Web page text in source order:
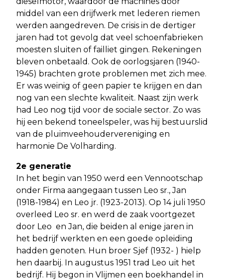
middel van een drijfwerk met lederen riemen
werden aangedreven. De crisis in de dertiger
jaren had tot gevolg dat veel schoenfabrieken
moesten sluiten of failliet gingen. Rekeningen
bleven onbetaald. Ook de oorlogsjaren (1940-
1945) brachten grote problemen met zich mee.
Er was weinig of geen papier te krijgen en dan
nog van een slechte kwaliteit. Naast zijn werk
had Leo nog tijd voor de sociale sector. Zo was
hij een bekend toneelspeler, was hij bestuurslid
van de pluimveehoudervereniging en
harmonie De Volharding.
2e generatie
In het begin van 1950 werd een Vennootschap
onder Firma aangegaan tussen Leo sr., Jan
(1918-1984) en Leo jr. (1923-2013). Op 14 juli 1950
overleed Leo sr. en werd de zaak voortgezet
door Leo en Jan, die beiden al enige jaren in
het bedrijf werkten en een goede opleiding
hadden genoten. Hun broer Sjef (1932- ) hielp
hen daarbij. In augustus 1951 trad Leo uit het
bedrijf. Hij begon in Vlijmen een boekhandel in